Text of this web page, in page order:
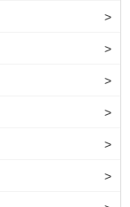
>
>
>
>
>
>